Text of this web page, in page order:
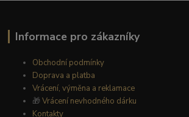
Informace pro zákazníky
Obchodní podmínky
Doprava a platba
Vrácení, výměna a reklamace
🎁Vrácení nevhodného dárku
Kontakty